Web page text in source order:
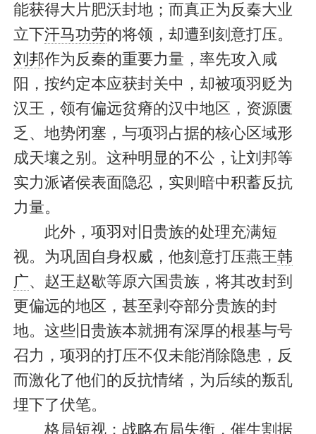
能获得大片肥沃封地；而真正为反秦大业
立下汗马功劳的将领，却遭到刻意打压。
刘邦作为反秦的重要力量，率先攻入咸
阳，按约定本应获封关中，却被项羽贬为
汉王，领有偏远贫瘠的汉中地区，资源匮
乏、地势闭塞，与项羽占据的核心区域形
成天壤之别。这种明显的不公，让刘邦等
实力派诸侯表面隐忍，实则暗中积蓄反抗
力量。
此外，项羽对旧贵族的处理充满短
视。为巩固自身权威，他刻意打压燕王韩
广、赵王赵歇等原六国贵族，将其改封到
更偏远的地区，甚至剥夺部分贵族的封
地。这些旧贵族本就拥有深厚的根基与号
召力，项羽的打压不仅未能消除隐患，反
而激化了他们的反抗情绪，为后续的叛乱
埋下了伏笔。
格局短视：战略布局失衡，催生割据